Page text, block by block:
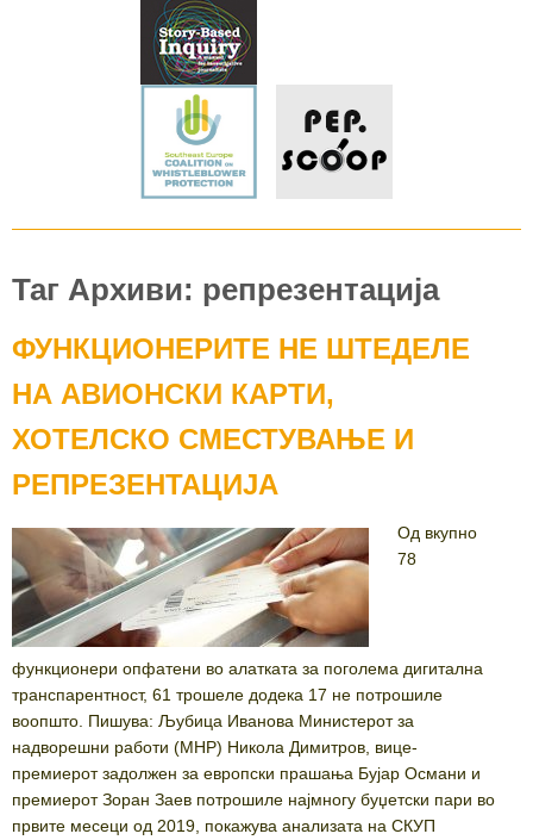
Таг Архиви: репрезентација
ФУНКЦИОНЕРИТЕ НЕ ШТЕДЕЛЕ
НА АВИОНСКИ КАРТИ,
ХОТЕЛСКО СМЕСТУВАЊЕ И
РЕПРЕЗЕНТАЦИЈА
Од вкупно
78
функционери опфатени во алатката за поголема дигитална
транспарентност, 61 трошеле додека 17 не потрошиле
воопшто. Пишува: Љубица Иванова Министерот за
надворешни работи (МНР) Никола Димитров, вице-
премиерот задолжен за европски прашања Бујар Османи и
премиерот Зоран Заев потрошиле најмногу буџетски пари во
првите месеци од 2019, покажува анализата на СКУП